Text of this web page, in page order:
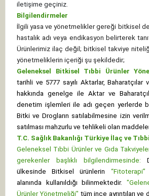
iletişime geçiniz.
Bilgilendirmeler
İlgili yasa ve yönetmelikler gereği bitkisel
hastalık adı veya endikasyon belirterek
Ürünlerimiz ilaç değil; bitkisel takviye
yönetmeliklerin içeriği şu şekildedir;
Geleneksel Bitkisel Tıbbi Ürünler
tarihli ve 5777 sayılı Aktarlar,
hakkında genelge ile Aktar ve
denetim işlemleri ile adı geçen yerlerde
Bitki ve Drogların satılabilmesine izin
satılması mahzurlu ve tehlikeli olan
T.C. Sağlık Bakanlığı Türkiye İlaç ve
Geleneksel Tıbbi Ürünler ve Gıda
gerekenler başlıklı bilgilendirmesinde:
ülkesinde Bitkisel ürünlerin “Fitoterapi”
alanında kullanıldığı bilinmektedir.
Ürünler Yönetmeliği" tüm ince ayrıntıları ve